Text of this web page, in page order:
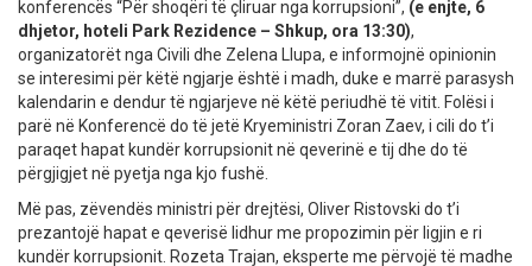
konferencës “Për shoqëri të çliruar nga korrupsioni”, (e enjte, 6
dhjetor, hoteli Park Rezidence – Shkup, ora 13:30),
organizatorët nga Civili dhe Zelena Llupa, e informojnë opinionin
se interesimi për këtë ngjarje është i madh, duke e marrë parasysh
kalendarin e dendur të ngjarjeve në këtë periudhë të vitit. Folësi i
parë në Konferencë do të jetë Kryeministri Zoran Zaev, i cili do t’i
paraqet hapat kundër korrupsionit në qeverinë e tij dhe do të
përgjigjet në pyetja nga kjo fushë.
Më pas, zëvendës ministri për drejtësi, Oliver Ristovski do t’i
prezantojë hapat e qeverisë lidhur me propozimin për ligjin e ri
kundër korrupsionit. Rozeta Trajan, eksperte me përvojë të madhe